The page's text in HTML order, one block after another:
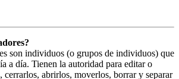
son individuos (o grupos de individuos) que
a día. Tienen la autoridad para editar o
cerrarlos, abrirlos, moverlos, borrar y separar